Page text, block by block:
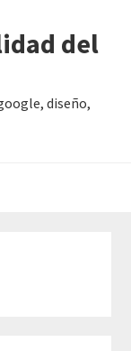
del
diseño,